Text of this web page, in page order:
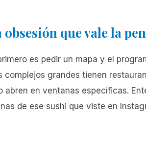
obsesión que vale la
es pedir un mapa y el
complejos grandes tienen
abren en ventanas específicas.
de ese sushi que viste en